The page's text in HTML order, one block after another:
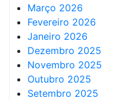
Março 2026
Fevereiro 2026
Janeiro 2026
Dezembro 2025
Novembro 2025
Outubro 2025
Setembro 2025